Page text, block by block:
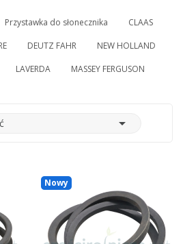
Przystawka do słonecznika
CLAAS
DEUTZ FAHR
NEW HOLLAND
LAVERDA MASSEY FERGUSON

Nowy